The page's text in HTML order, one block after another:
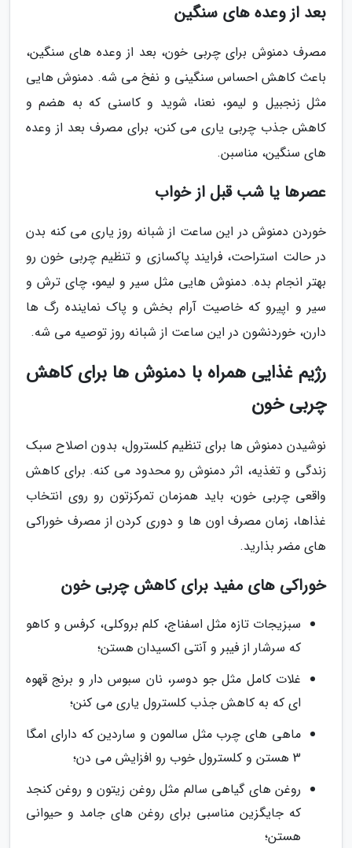
بعد از وعده های سنگین
مصرف دمنوش برای چربی خون، بعد از وعده های سنگین،
باعث کاهش احساس سنگینی و نفخ می شه. دمنوش هایی
مثل زنجبیل و لیمو، نعنا، شوید و کاسنی که به هضم و
کاهش جذب چربی یاری می کنن، برای مصرف بعد از وعده
های سنگین، مناسبن.
عصرها یا شب قبل از خواب
خوردن دمنوش در این ساعت از شبانه روز یاری می کنه بدن
در حالت استراحت، فرایند پاکسازی و تنظیم چربی خون رو
بهتر انجام بده. دمنوش هایی مثل سیر و لیمو، چای ترش و
سیر و اپیرو که خاصیت آرام بخش و پاک نماینده رگ ها
دارن، خوردنشون در این ساعت از شبانه روز توصیه می شه.
رژیم غذایی همراه با دمنوش ها برای کاهش
چربی خون
نوشیدن دمنوش ها برای تنظیم کلسترول، بدون اصلاح سبک
زندگی و تغذیه، اثر دمنوش رو محدود می کنه. برای کاهش
واقعی چربی خون، باید همزمان تمرکزتون رو روی انتخاب
غذاها، زمان مصرف اون ها و دوری کردن از مصرف خوراکی
های مضر بذارید.
خوراکی های مفید برای کاهش چربی خون
سبزیجات تازه مثل اسفناج، کلم بروکلی، کرفس و کاهو
که سرشار از فیبر و آنتی اکسیدان هستن؛
غلات کامل مثل جو دوسر، نان سبوس دار و برنج قهوه
ای که به کاهش جذب کلسترول یاری می کنن؛
ماهی های چرب مثل سالمون و ساردین که دارای امگا
3 هستن و کلسترول خوب رو افزایش می دن؛
روغن های گیاهی سالم مثل روغن زیتون و روغن کنجد
که جایگزین مناسبی برای روغن های جامد و حیوانی
هستن؛